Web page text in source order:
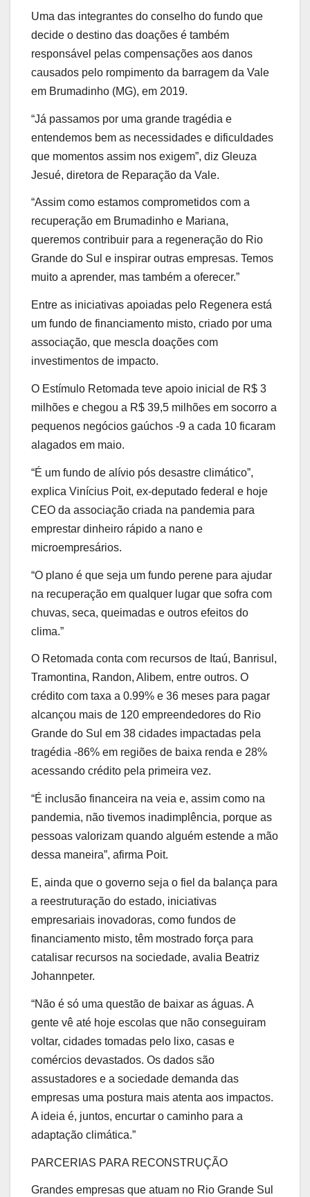
Uma das integrantes do conselho do fundo que
decide o destino das doações é também
responsável pelas compensações aos danos
causados pelo rompimento da barragem da Vale
em Brumadinho (MG), em 2019.
“Já passamos por uma grande tragédia e
entendemos bem as necessidades e dificuldades
que momentos assim nos exigem”, diz Gleuza
Jesué, diretora de Reparação da Vale.
“Assim como estamos comprometidos com a
recuperação em Brumadinho e Mariana,
queremos contribuir para a regeneração do Rio
Grande do Sul e inspirar outras empresas. Temos
muito a aprender, mas também a oferecer.”
Entre as iniciativas apoiadas pelo Regenera está
um fundo de financiamento misto, criado por uma
associação, que mescla doações com
investimentos de impacto.
O Estímulo Retomada teve apoio inicial de R$ 3
milhões e chegou a R$ 39,5 milhões em socorro a
pequenos negócios gaúchos -9 a cada 10 ficaram
alagados em maio.
“É um fundo de alívio pós desastre climático”,
explica Vinícius Poit, ex-deputado federal e hoje
CEO da associação criada na pandemia para
emprestar dinheiro rápido a nano e
microempresários.
“O plano é que seja um fundo perene para ajudar
na recuperação em qualquer lugar que sofra com
chuvas, seca, queimadas e outros efeitos do
clima.”
O Retomada conta com recursos de Itaú, Banrisul,
Tramontina, Randon, Alibem, entre outros. O
crédito com taxa a 0.99% e 36 meses para pagar
alcançou mais de 120 empreendedores do Rio
Grande do Sul em 38 cidades impactadas pela
tragédia -86% em regiões de baixa renda e 28%
acessando crédito pela primeira vez.
“É inclusão financeira na veia e, assim como na
pandemia, não tivemos inadimplência, porque as
pessoas valorizam quando alguém estende a mão
dessa maneira”, afirma Poit.
E, ainda que o governo seja o fiel da balança para
a reestruturação do estado, iniciativas
empresariais inovadoras, como fundos de
financiamento misto, têm mostrado força para
catalisar recursos na sociedade, avalia Beatriz
Johannpeter.
“Não é só uma questão de baixar as águas. A
gente vê até hoje escolas que não conseguiram
voltar, cidades tomadas pelo lixo, casas e
comércios devastados. Os dados são
assustadores e a sociedade demanda das
empresas uma postura mais atenta aos impactos.
A ideia é, juntos, encurtar o caminho para a
adaptação climática.”
PARCERIAS PARA RECONSTRUÇÃO
Grandes empresas que atuam no Rio Grande Sul